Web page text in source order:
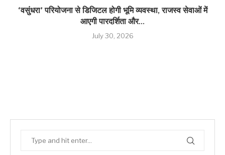
‘वसुंधरा’ परियोजना से डिजिटल होगी भूमि व्यवस्था, राजस्व सेवाओं में
आएगी पारदर्शिता और...
July 30, 2026